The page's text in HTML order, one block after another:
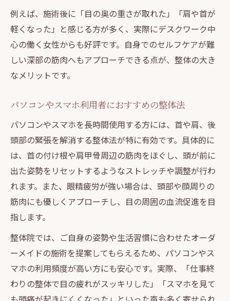
例えば、施術後に「目の奥の重さが取れた」「肩や首が
軽くなった」と感じる方が多く、実際にデスクワーク中
心の働く女性からも好評です。自身でのセルフケアが難
しい深部の筋肉へもアプローチできる点が、整体の大き
なメリットです。
パソコンやスマホ利用者におすすめの整体法
パソコンやスマホを長時間使用する方には、首や肩、後
頭部の緊張を解消する整体法が特に有効です。具体的に
は、首の付け根や肩甲骨周辺の筋肉をほぐし、頭が前に
出た姿勢をリセットするようなストレッチや調整が行わ
れます。また、眼精疲労が強い場合は、頭部や顔周りの
筋肉にも優しくアプローチし、目の周囲の血流促進を目
指します。
整体院では、ご自身の姿勢や生活習慣に合わせたオーダ
ーメイドの施術を提案してもらえるため、パソコンやス
マホの利用頻度が高い方にも安心です。実際、「仕事終
わりの整体で目の疲れがスッキリした」「スマホを見て